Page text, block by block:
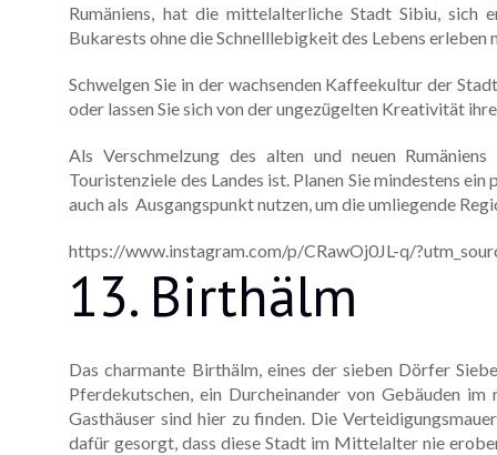
Rumäniens, hat die mittelalterliche Stadt Sibiu,
Bukarests ohne die Schnelllebigkeit des Lebens erleben
Schwelgen Sie in der wachsenden Kaffeekultur der
oder lassen Sie sich von der ungezügelten Kreativität
Als Verschmelzung des alten und neuen
Touristenziele des Landes ist. Planen Sie mindestens
auch als Ausgangspunkt nutzen, um die umliegende
https://www.instagram.com/p/CRawOj0JL-q/
13. Birthälm
Das charmante Birthälm, eines der sieben Dörfer
Pferdekutschen, ein Durcheinander von Gebäuden
Gasthäuser sind hier zu finden. Die
dafür gesorgt, dass diese Stadt im Mittelalter nie